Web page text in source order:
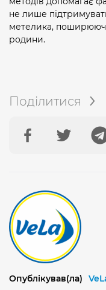
не лише
метелика, поширюючи
родини.
Поділитися
Опублікував(ла)